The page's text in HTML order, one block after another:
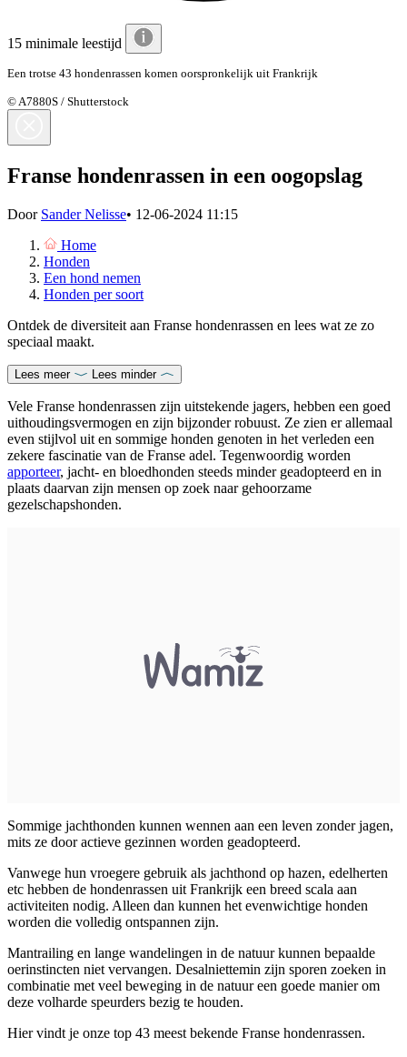
15 minimale leestijd
Een trotse 43 hondenrassen komen oorspronkelijk uit Frankrijk
© A7880S / Shutterstock
Franse hondenrassen in een oogopslag
Door Sander Nelisse• 12-06-2024 11:15
Home
Honden
Een hond nemen
Honden per soort
Ontdek de diversiteit aan Franse hondenrassen en lees wat ze zo
speciaal maakt.
Lees meer Lees minder
Vele Franse hondenrassen zijn uitstekende jagers, hebben een goed
uithoudingsvermogen en zijn bijzonder robuust. Ze zien er allemaal
even stijlvol uit en sommige honden genoten in het verleden een
zekere fascinatie van de Franse adel. Tegenwoordig worden
apporteer, jacht- en bloedhonden steeds minder geadopteerd en in
plaats daarvan zijn mensen op zoek naar gehoorzame
gezelschapshonden.
Sommige jachthonden kunnen wennen aan een leven zonder jagen,
mits ze door actieve gezinnen worden geadopteerd.
Vanwege hun vroegere gebruik als jachthond op hazen, edelherten
etc hebben de hondenrassen uit Frankrijk een breed scala aan
activiteiten nodig. Alleen dan kunnen het evenwichtige honden
worden die volledig ontspannen zijn.
Mantrailing en lange wandelingen in de natuur kunnen bepaalde
oerinstincten niet vervangen. Desalniettemin zijn sporen zoeken in
combinatie met veel beweging in de natuur een goede manier om
deze volharde speurders bezig te houden.
Hier vindt je onze top 43 meest bekende Franse hondenrassen.